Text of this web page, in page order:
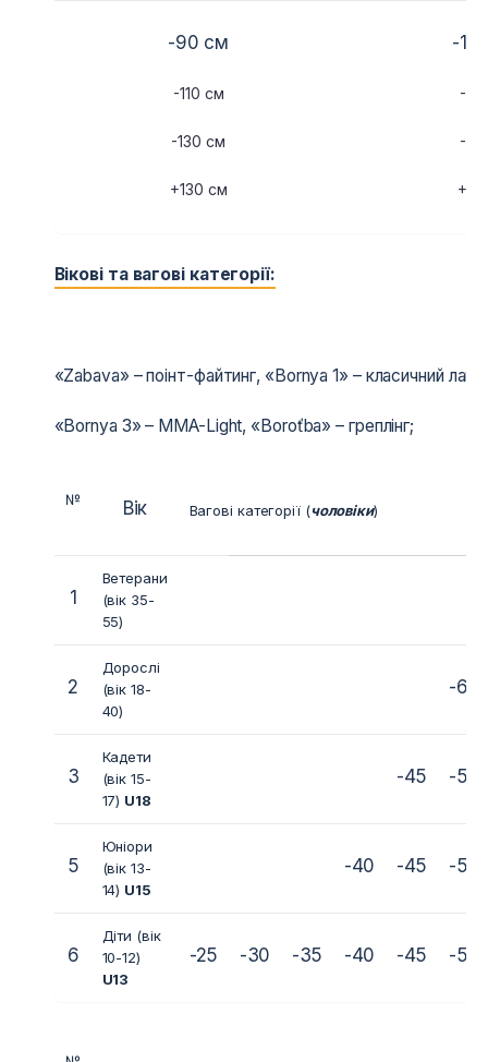
-90 см
-110 см
-130 см
+130 см
-
-
-
Вікові та вагові категорії:
«Zabava» – поінт-файтинг, «Bornya 1» – класичний
«Bornya 3» – MMA-Light, «Boroťba» – греплінг;
№ Вік Вагові категорії (чоловіки)
1
Ветерани
(вік 35-
55)
2
Дорослі
(вік 18-
40)
-60
3
Кадети
(вік 15-
17) U18
-45 -50
5
Юніори
(вік 13-
14) U15
-40 -45 -50
6
Діти (вік
10-12)
U13
-25 -30 -35 -40 -45 -50